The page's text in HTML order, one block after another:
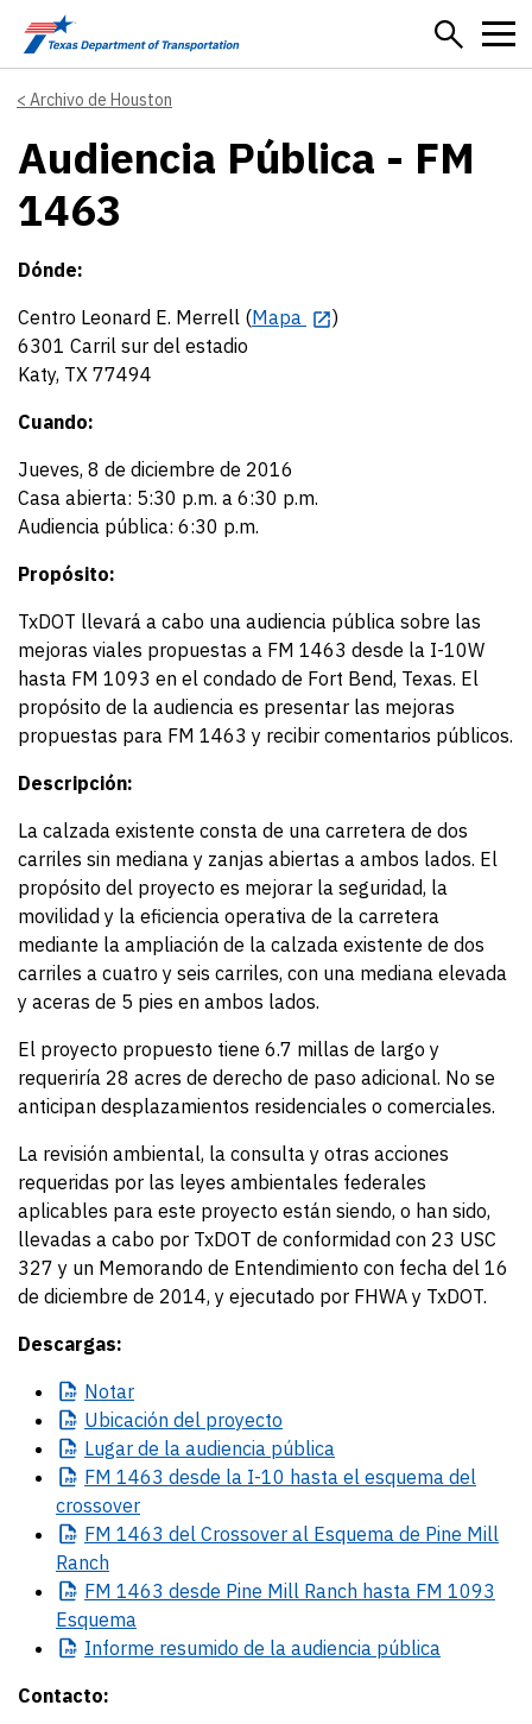
Skip to main content
Archivo de Houston
Audiencia Pública - FM
1463
Dónde:
Centro Leonard E. Merrell (Mapa
)
6301 Carril sur del estadio
Katy, TX 77494
Cuando:
Jueves, 8 de diciembre de 2016
Casa abierta: 5:30 p.m. a 6:30 p.m.
Audiencia pública: 6:30 p.m.
Propósito:
TxDOT llevará a cabo una audiencia pública sobre las
mejoras viales propuestas a FM 1463 desde la I-10W
hasta FM 1093 en el condado de Fort Bend, Texas. El
propósito de la audiencia es presentar las mejoras
propuestas para FM 1463 y recibir comentarios públicos.
Descripción:
La calzada existente consta de una carretera de dos
carriles sin mediana y zanjas abiertas a ambos lados. El
propósito del proyecto es mejorar la seguridad, la
movilidad y la eficiencia operativa de la carretera
mediante la ampliación de la calzada existente de dos
carriles a cuatro y seis carriles, con una mediana elevada
y aceras de 5 pies en ambos lados.
El proyecto propuesto tiene 6.7 millas de largo y
requeriría 28 acres de derecho de paso adicional. No se
anticipan desplazamientos residenciales o comerciales.
La revisión ambiental, la consulta y otras acciones
requeridas por las leyes ambientales federales
aplicables para este proyecto están siendo, o han sido,
llevadas a cabo por TxDOT de conformidad con 23 USC
327 y un Memorando de Entendimiento con fecha del 16
de diciembre de 2014, y ejecutado por FHWA y TxDOT.
Descargas:
Notar
Ubicación del proyecto
Lugar de la audiencia pública
FM 1463 desde la I-10 hasta el esquema del
crossover
FM 1463 del Crossover al Esquema de Pine Mill
Ranch
FM 1463 desde Pine Mill Ranch hasta FM 1093
Esquema
Informe resumido de la audiencia pública
Contacto: